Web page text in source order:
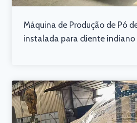
Máquina de Produção de Pó
instalada para cliente indiano